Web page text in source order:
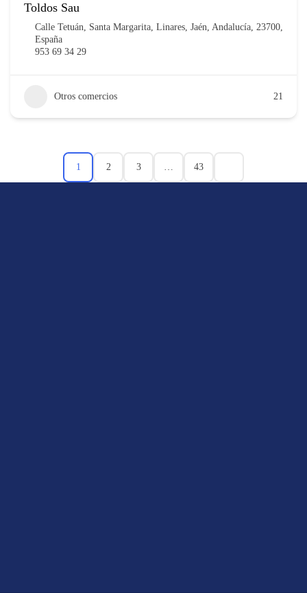
Toldos Sau
Calle Tetuán, Santa Margarita, Linares, Jaén, Andalucía, 23700,
España
953 69 34 29
Otros comercios 21
1 2 3 … 43